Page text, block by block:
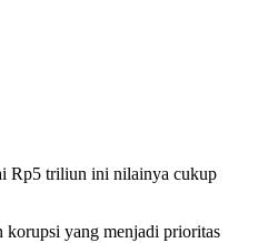
Rp5 triliun ini nilainya cukup
korupsi yang menjadi prioritas